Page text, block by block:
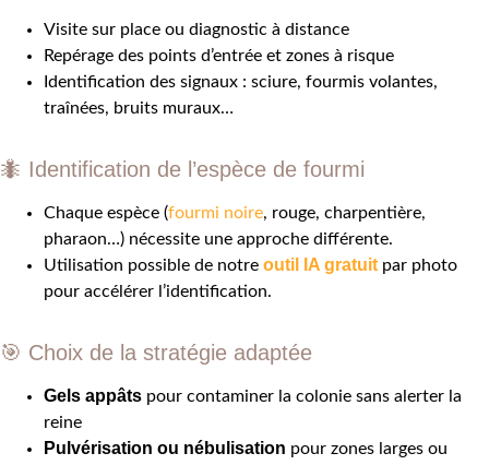
Visite sur place ou diagnostic à distance
Repérage des points d’entrée et zones à risque
Identification des signaux : sciure, fourmis volantes,
traînées, bruits muraux…
🐜 Identification de l’espèce de fourmi
Chaque espèce (fourmi noire, rouge, charpentière,
pharaon…) nécessite une approche différente.
Utilisation possible de notre outil IA gratuit par photo
pour accélérer l’identification.
🎯 Choix de la stratégie adaptée
Gels appâts pour contaminer la colonie sans alerter la
reine
Pulvérisation ou nébulisation pour zones larges ou